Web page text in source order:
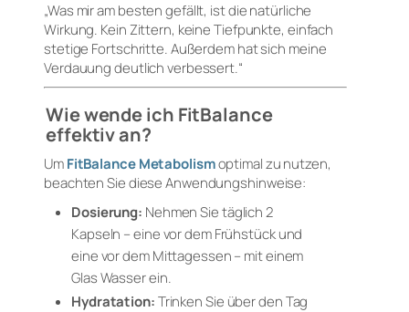
„Was mir am besten gefällt, ist die natürliche
Wirkung. Kein Zittern, keine Tiefpunkte, einfach
stetige Fortschritte. Außerdem hat sich meine
Verdauung deutlich verbessert.“
Wie wende ich FitBalance
effektiv an?
UmFitBalance Metabolismoptimal zu nutzen,
beachten Sie diese Anwendungshinweise:
Dosierung: Nehmen Sie täglich 2
Kapseln – eine vor dem Frühstück und
eine vor dem Mittagessen – mit einem
Glas Wasser ein.
Hydratation:Trinken Sie über den Tag